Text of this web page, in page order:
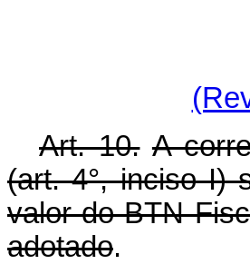
Art. 10. A
(art. 4°, inciso I)
valor do BTN
adotado